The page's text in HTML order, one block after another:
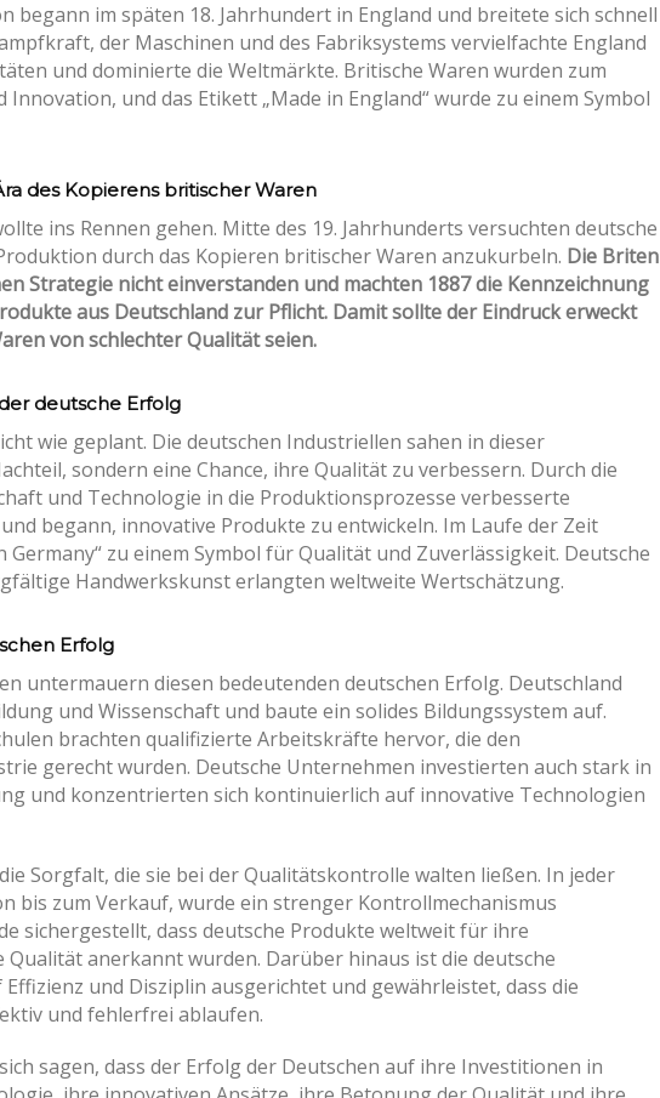
begann im späten 18. Jahrhundert in England und breitete sich schnell
der Maschinen und des Fabriksystems vervielfachte England
und dominierte die Weltmärkte. Britische Waren wurden zum
und das Etikett „Made in England“ wurde zu einem Symbol
des Kopierens britischer Waren
ins Rennen gehen. Mitte des 19. Jahrhunderts versuchten deutsche
durch das Kopieren britischer Waren anzukurbeln. Die Briten
Strategie nicht einverstanden und machten 1887 die Kennzeichnung
aus Deutschland zur Pflicht. Damit sollte der Eindruck erweckt
von schlechter Qualität seien.
deutsche Erfolg
wie geplant. Die deutschen Industriellen sahen in dieser
sondern eine Chance, ihre Qualität zu verbessern. Durch die
und Technologie in die Produktionsprozesse verbesserte
begann, innovative Produkte zu entwickeln. Im Laufe der Zeit
Germany“ zu einem Symbol für Qualität und Zuverlässigkeit. Deutsche
Handwerkskunst erlangten weltweite Wertschätzung.
Erfolg
untermauern diesen bedeutenden deutschen Erfolg. Deutschland
und Wissenschaft und baute ein solides Bildungssystem auf.
brachten qualifizierte Arbeitskräfte hervor, die den
gerecht wurden. Deutsche Unternehmen investierten auch stark in
und konzentrierten sich kontinuierlich auf innovative Technologien
Sorgfalt, die sie bei der Qualitätskontrolle walten ließen. In jeder
bis zum Verkauf, wurde ein strenger Kontrollmechanismus
sichergestellt, dass deutsche Produkte weltweit für ihre
anerkannt wurden. Darüber hinaus ist die deutsche
und Disziplin ausgerichtet und gewährleistet, dass die
und fehlerfrei ablaufen.
sagen, dass der Erfolg der Deutschen auf ihre Investitionen in